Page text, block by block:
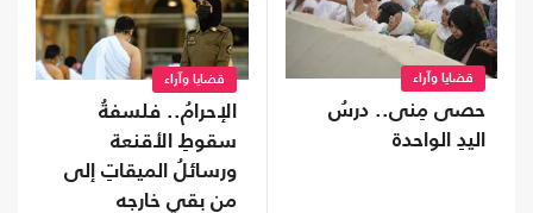
قضايا وآراء
حصى مِنى.. درسُ
اليدِ الواحدة
قضايا وآراء
الإحرامُ.. فلسفةُ
سقوطِ الأقنعة
ورسائلُ الميقاتِ إلى
من بقي خارجه